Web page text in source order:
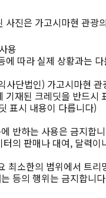
사진은 가고시마현 관
용
에 따라 실제 상황과는
사단법인) 가고시마현
기재된 크레딧을 반드시
표시 내용이 다릅니다)
반하는 사용은 금지합
의 판매나 대여, 달력
최소한의 범위에서 트
등의 행위는 금지합니